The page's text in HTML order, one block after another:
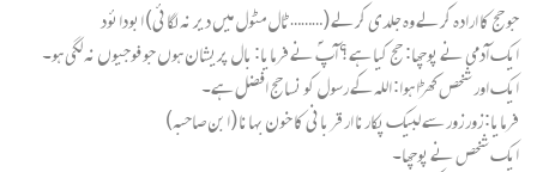
جو حج کا ارادہ کرلے وہ جلدی کرلے (………ٹال مٹول میں دیر نہ لگائی) ابودائود
ایک آدمی نے پوچھا: حج کیا ہے؟ آپؐ نے فرمایا: بال پریشان ہوں جو فوجیوں نہ لگی ہو۔
ایک اور شخص کھڑا ہوا: اللہ کے رسول کو نسا حج افضل ہے۔
فرمایا: زور زور سے لبیک پکارنا ار قربانی کا خون بہانا (ابن صاحبہ)
ایک شخص نے پوچھا۔